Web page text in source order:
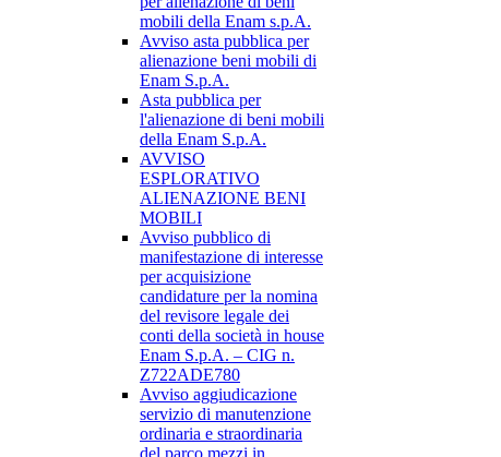
mobili della Enam s.p.A.
Avviso asta pubblica per
alienazione beni mobili di
Enam S.p.A.
Asta pubblica per
l'alienazione di beni mobili
della Enam S.p.A.
AVVISO
ESPLORATIVO
ALIENAZIONE BENI
MOBILI
Avviso pubblico di
manifestazione di interesse
per acquisizione
candidature per la nomina
del revisore legale dei
conti della società in house
Enam S.p.A. – CIG n.
Z722ADE780
Avviso aggiudicazione
servizio di manutenzione
ordinaria e straordinaria
del parco mezzi in